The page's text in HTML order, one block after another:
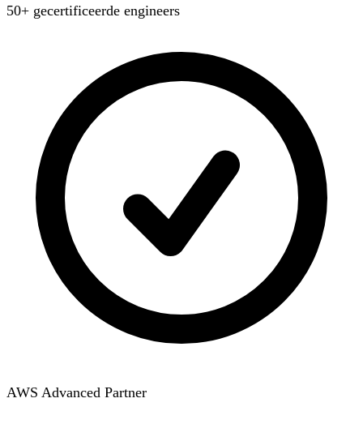
50+ gecertificeerde engineers
AWS Advanced Partner